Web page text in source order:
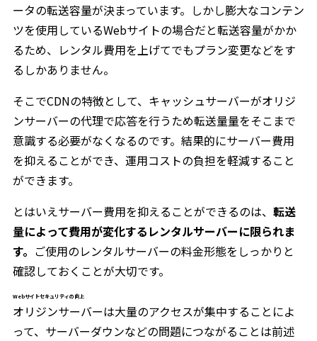
ータの転送容量が決まっています。しかし膨大なコンテン
ツを使用しているWebサイトの場合だと転送容量がかか
るため、レンタル費用を上げてでもプラン変更などをす
るしかありません。
そこでCDNの特徴として、キャッシュサーバーがオリジ
ンサーバーの代理で応答を行うため転送量量をそこまで
意識する必要がなくなるのです。結果的にサーバー費用
を抑えることができ、運用コストの負担を軽減すること
ができます。
とはいえサーバー費用を抑えることができるのは、 転送
量によって費用が変化するレンタルサーバーに限られま
す。 ご使用のレンタルサーバーの料金形態をしっかりと
確認しておくことが大切です。
Webサイトセキュリティの向上
オリジンサーバーは大量のアクセスが集中することによ
って、サーバーダウンなどの問題につながることは前述